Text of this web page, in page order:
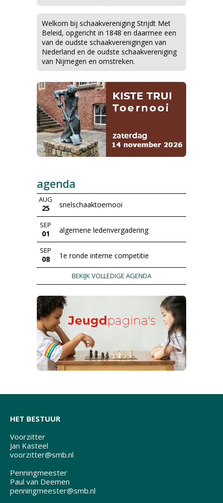
Welkom bij schaakvereniging Strijdt Met
Beleid, opgericht in 1848 en daarmee een
van de oudste schaakverenigingen van
Nederland en de oudste schaakvereniging
van Nijmegen en omstreken.
agenda
AUG
25 snelschaaktoernooi
SEP
01 algemene ledenvergadering
SEP
08 1e ronde interne competitie
BEKIJK VOLLEDIGE AGENDA
HET BESTUUR
Voorzitter
Jan Kasteel
voorzitter@smb.nl
Penningmeester
Paul van Deemen
penningmeester@smb.nl